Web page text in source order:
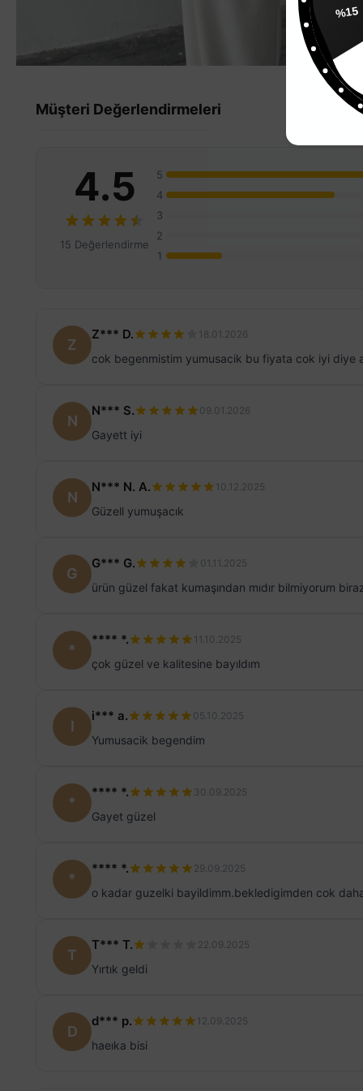
Müşteri Değerlendirmeleri
4.5
15 Değerlendirme
5
4
3
2
1
Z
Z*** D. 18.01.2026
cok begenmistim yumusacik bu fiyata cok iyi diye
N
N*** S. 09.01.2026
Gayett iyi
N
N*** N. A. 10.12.2025
Güzell yumuşacık
G
G*** G. 01.11.2025
ürün güzel fakat kumaşından mıdır bilmiyorum
*
**** *. 11.10.2025
çok güzel ve kalitesine bayıldım
I
i*** a. 05.10.2025
Yumusacik begendim
*
**** *. 30.09.2025
Gayet güzel
*
**** *. 29.09.2025
o kadar guzelki bayildimm.bekledigimden cok
T
T*** T. 22.09.2025
Yırtık geldi
D
d*** p. 12.09.2025
haeıka bisi